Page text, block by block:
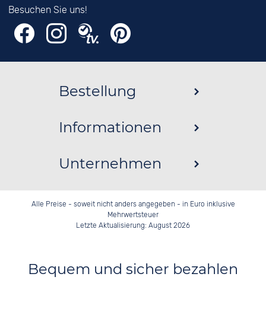
Besuchen Sie uns!
Bestellung
Informationen
Unternehmen
Alle Preise - soweit nicht anders angegeben - in Euro inklusive
Mehrwertsteuer
Letzte Aktualisierung: August 2026
Bequem und sicher bezahlen